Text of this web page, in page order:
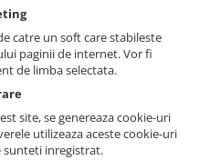
catre un soft care stabileste
paginii de internet. Vor fi
de limba selectata.
site, se genereaza cookie-uri
utilizeaza aceste cookie-uri
sunteti inregistrat.